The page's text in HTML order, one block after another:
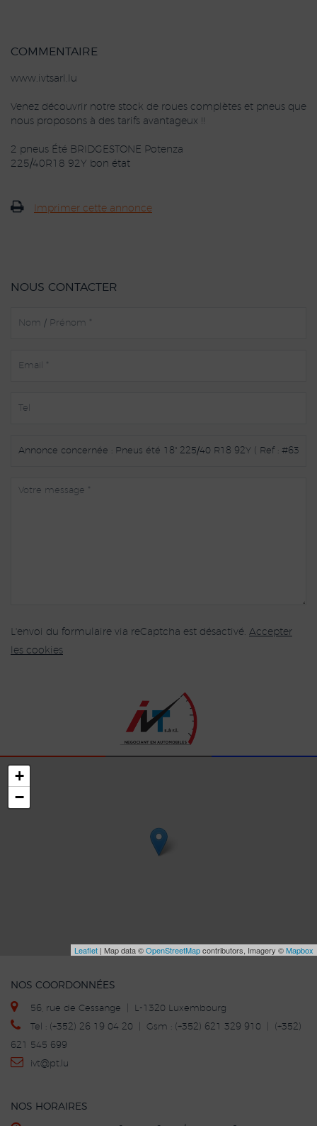
COMMENTAIRE
www.ivtsarl.lu
Venez découvrir notre stock de roues complètes et pneus que
nous proposons à des tarifs avantageux !!
2 pneus Été BRIDGESTONE Potenza
225/40R18 92Y bon état
Imprimer cette annonce
NOUS CONTACTER
L'envoi du formulaire via reCaptcha est désactivé. Accepter
les cookies
+
−
Leaflet | Map data ©OpenStreetMapcontributors, Imagery ©Mapbox
NOS COORDONNÉES
56, rue de Cessange | L-1320 Luxembourg
Tel : (+352) 26 19 04 20 | Gsm : (+352) 621 329 910 | (+352)
621 545 699
ivt@pt.lu
NOS HORAIRES